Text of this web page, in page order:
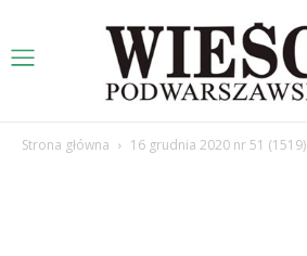
Strona główna 16 grudnia 2020 nr 51 (1519)